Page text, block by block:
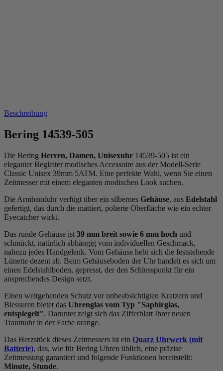
Beschreibung
Bering 14539-505
Die Bering Herren, Damen, Unisexuhr 14539-505 ist ein
eleganter Begleiter modisches Accessoire aus der Modell-Serie
Classic Unisex 39mm 5ATM. Eine perfekte Wahl, wenn Sie einen
Zeitmesser mit einem eleganten modischen Look suchen.
Die Armbanduhr verfügt über ein silbernes Gehäuse, aus Edelstahl
gefertigt, das durch die mattiert, polierte Oberfläche wie ein echter
Eyecatcher wirkt.
Das runde Gehäuse ist 39 mm breit sowie 6 mm hoch und
schmückt, natürlich abhängig vom individuellen Geschmack,
nahezu jedes Handgelenk. Vom Gehäuse hebt sich die feststehende
Lünette dezent ab. Beim Gehäuseboden der Uhr handelt es sich um
einen Edelstahlboden, gepresst, der den Schlusspunkt für ein
ansprechendes Design setzt.
Einen weitgehenden Schutz vor unbeabsichtigten Kratzern und
Blessuren bietet das Uhrenglas vom Typ "Saphirglas,
entspiegelt". Darunter zeigt sich das Zifferblatt Ihrer neuen
Traumuhr in der Farbe orange.
Das Herzstück dieses Zeitmessers ist ein Quarz Uhrwerk (mit
Batterie), das, wie für Bering Uhren üblich, eine präzise
Zeitmessung garantiert und folgende Funktionen bereitstellt:
Minute, Stunde.